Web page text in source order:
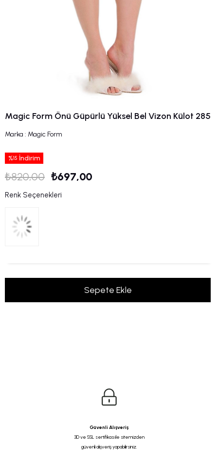
Magic Form Önü Güpürlü Yüksel Bel Vizon Külot 285
Marka : Magic Form
%15 İndirim
₺820,00 ₺697,00
Renk Seçenekleri
Güvenli Alışveriş
3D ve SSL sertifikası ile sitemizden
güvenli alışveriş yapabilirsiniz.